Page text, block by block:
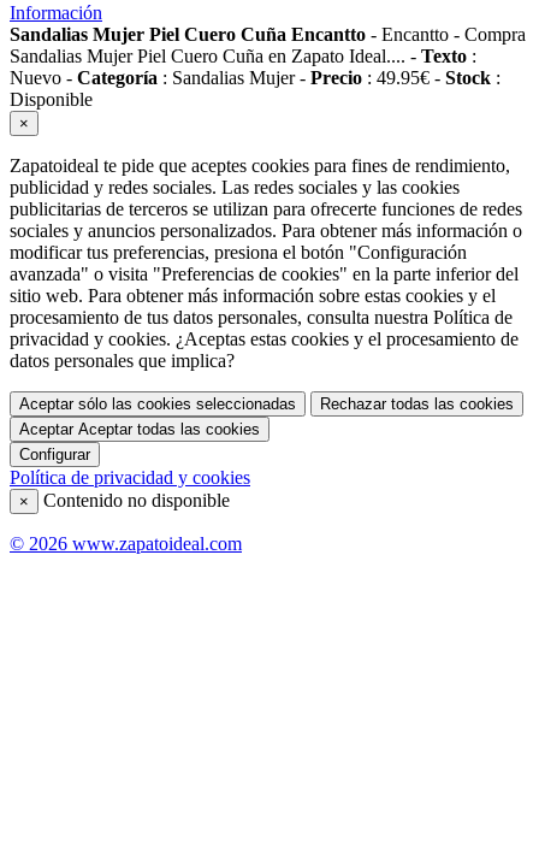
Información
Sandalias Mujer Piel Cuero Cuña Encantto - Encantto - Compra
Sandalias Mujer Piel Cuero Cuña en Zapato Ideal.... - Texto :
Nuevo - Categoría : Sandalias Mujer- Precio : 49.95€ - Stock :
Disponible
×
Zapatoideal te pide que aceptes cookies para fines de rendimiento,
publicidad y redes sociales. Las redes sociales y las cookies
publicitarias de terceros se utilizan para ofrecerte funciones de redes
sociales y anuncios personalizados. Para obtener más información o
modificar tus preferencias, presiona el botón "Configuración
avanzada" o visita "Preferencias de cookies" en la parte inferior del
sitio web. Para obtener más información sobre estas cookies y el
procesamiento de tus datos personales, consulta nuestra Política de
privacidad y cookies. ¿Aceptas estas cookies y el procesamiento de
datos personales que implica?
Aceptar sólo las cookies seleccionadas
Rechazar todas las cookies
Aceptar Aceptar todas las cookies
Configurar
Política de privacidad y cookies
× Contenido no disponible
© 2026 www.zapatoideal.com